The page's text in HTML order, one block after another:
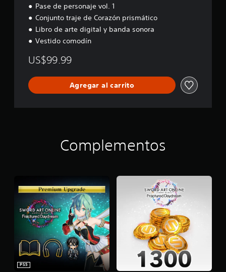
Pase de personaje vol. 1
Conjunto traje de Corazón prismático
Libro de arte digital y banda sonora
Vestido comodín
US$99.99
Agregar al carrito
Complementos
PS5